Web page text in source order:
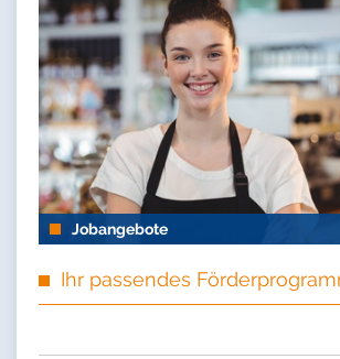
Jobangebote
Ihr passendes